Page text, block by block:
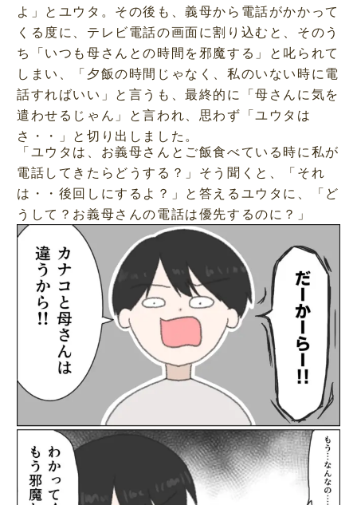
よ」とユウタ。その後も、義母から電話がかかって
くる度に、テレビ電話の画面に割り込むと、そのう
ち「いつも母さんとの時間を邪魔する」と叱られて
しまい、「夕飯の時間じゃなく、私のいない時に電
話すればいい」と言うも、最終的に「母さんに気を
遣わせるじゃん」と言われ、思わず「ユウタは
さ・・」と切り出しました。
「ユウタは、お義母さんとご飯食べている時に私が
電話してきたらどうする？」そう聞くと、「それ
は・・後回しにするよ？」と答えるユウタに、「ど
うして？お義母さんの電話は優先するのに？」